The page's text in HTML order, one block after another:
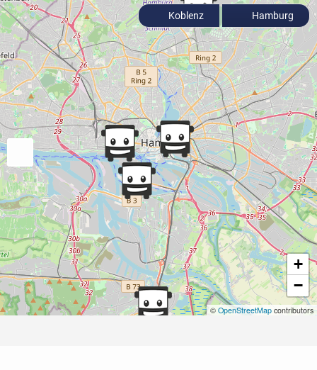
+
−
© OpenStreetMap contributors
Koblenz Hamburg